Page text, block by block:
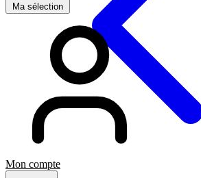
Ma sélection
Mon compte